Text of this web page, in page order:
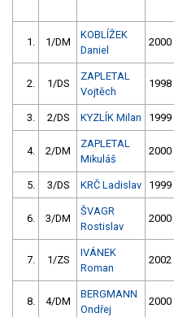
1. 1/DM
KOBLÍŽEK
Daniel
2000
2. 1/DS
ZAPLETAL
Vojtěch
1998
3. 2/DS KYZLÍK Milan 1999
4. 2/DM
ZAPLETAL
Mikuláš
2000
5. 3/DS KRČ Ladislav 1999
6. 3/DM
ŠVAGR
Rostislav
2000
7. 1/ZS
IVÁNEK
Roman
2002
8. 4/DM
BERGMANN
Ondřej
2000